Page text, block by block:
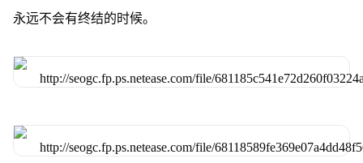
永远不会有终结的时候。